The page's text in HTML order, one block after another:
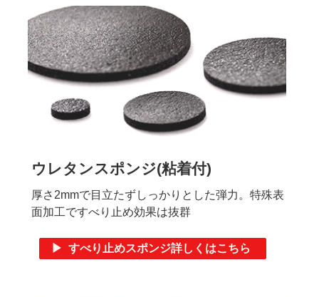
ウレタンスポンジ(粘着付)
厚さ2mmで目立たずしっかりとした弾力。特殊表
面加工ですべり止め効果は抜群
▶ すべり止めスポンジ詳しくはこちら